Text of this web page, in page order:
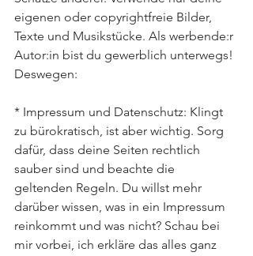
eigenen oder copyrightfreie Bilder,
Texte und Musikstücke. Als werbende:r
Autor:in bist du gewerblich unterwegs!
Deswegen:
* Impressum und Datenschutz: Klingt
zu bürokratisch, ist aber wichtig. Sorg
dafür, dass deine Seiten rechtlich
sauber sind und beachte die
geltenden Regeln. Du willst mehr
darüber wissen, was in ein Impressum
reinkommt und was nicht? Schau bei
mir vorbei, ich erkläre das alles ganz